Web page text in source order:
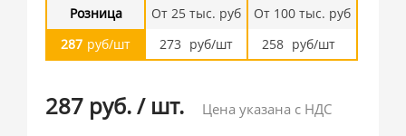
Розница
287 руб/шт
От 25 тыс. руб
273 руб/шт
От 100 тыс. руб
258 руб/шт
287 руб./ шт. Цена указана с НДС